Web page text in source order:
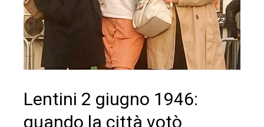
Lentini 2 giugno 1946:
quando la città votò